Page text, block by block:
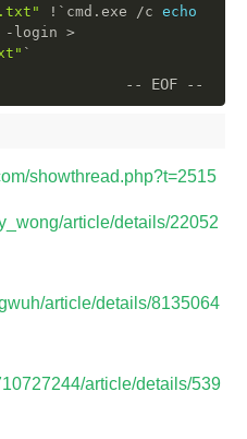
! `cmd .exe /c echo
- login >
`
showthread.php?t=2515
article/details/22052
article/details/8135064
article/details/539